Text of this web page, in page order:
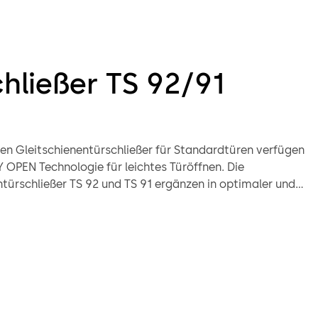
TS 92/91
Gleitschienentürschließer für Standardtüren verfügen
OPEN Technologie für leichtes Türöffnen. Die
TS 92 und TS 91 ergänzen in optimaler und